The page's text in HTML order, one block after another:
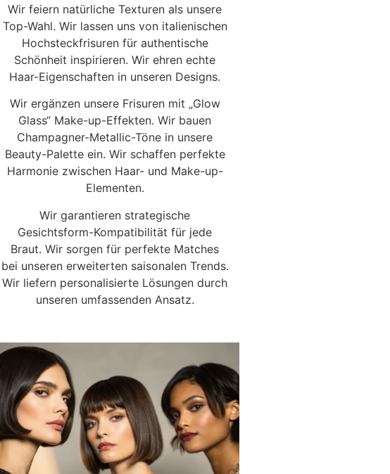
Wir feiern natürliche Texturen als unsere
Top-Wahl. Wir lassen uns von italienischen
Hochsteckfrisuren für authentische
Schönheit inspirieren. Wir ehren echte
Haar-Eigenschaften in unseren Designs.
Wir ergänzen unsere Frisuren mit „Glow
Glass“ Make-up-Effekten. Wir bauen
Champagner-Metallic-Töne in unsere
Beauty-Palette ein. Wir schaffen perfekte
Harmonie zwischen Haar- und Make-up-
Elementen.
Wir garantieren strategische
Gesichtsform-Kompatibilität für jede
Braut. Wir sorgen für perfekte Matches
bei unseren erweiterten saisonalen Trends.
Wir liefern personalisierte Lösungen durch
unseren umfassenden Ansatz.